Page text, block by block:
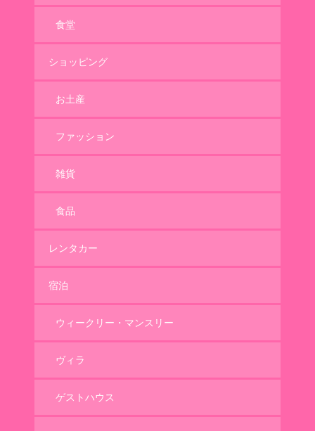
食堂
ショッピング
お土産
ファッション
雑貨
食品
レンタカー
宿泊
ウィークリー・マンスリー
ヴィラ
ゲストハウス